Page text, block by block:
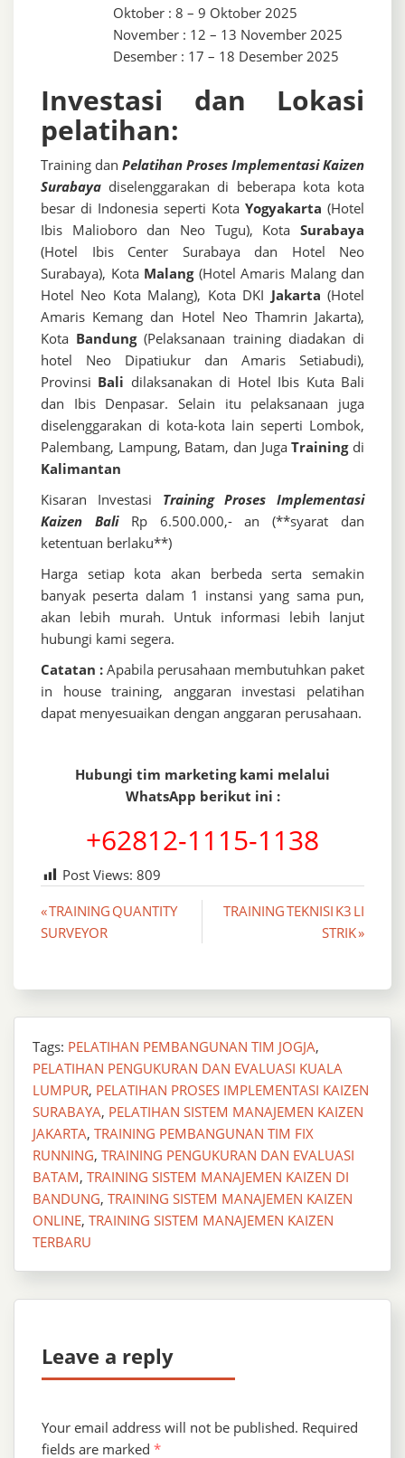
Oktober : 8 – 9 Oktober 2025
November : 12 – 13 November 2025
Desember : 17 – 18 Desember 2025
Investasi dan Lokasi
pelatihan:
Training dan Pelatihan Proses Implementasi Kaizen
Surabaya diselenggarakan di beberapa kota kota
besar di Indonesia seperti Kota Yogyakarta (Hotel
Ibis Malioboro dan Neo Tugu), Kota Surabaya
(Hotel Ibis Center Surabaya dan Hotel Neo
Surabaya), Kota Malang(Hotel Amaris Malang dan
Hotel Neo Kota Malang), Kota DKI Jakarta (Hotel
Amaris Kemang dan Hotel Neo Thamrin Jakarta),
Kota Bandung(Pelaksanaan training diadakan di
hotel Neo Dipatiukur dan Amaris Setiabudi),
Provinsi Bali dilaksanakan di Hotel Ibis Kuta Bali
dan Ibis Denpasar. Selain itu pelaksanaan juga
diselenggarakan di kota-kota lain seperti Lombok,
Palembang, Lampung, Batam, dan JugaTrainingdi
Kalimantan
Kisaran Investasi Training Proses Implementasi
Kaizen Bali
Rp 6.500.000,- an (**syarat dan
ketentuan berlaku**)
Harga setiap kota akan berbeda serta semakin
banyak peserta dalam 1 instansi yang sama pun,
akan lebih murah. Untuk informasi lebih lanjut
hubungi kami segera.
Catatan : Apabila perusahaan membutuhkan paket
in house training, anggaran investasi pelatihan
dapat menyesuaikan dengan anggaran perusahaan.
Hubungi tim marketing kami melalui
WhatsApp berikut ini :
+62812-1115-1138
Post Views: 809
Post
navigation
« TRAINING QUANTITY
SURVEYOR
TRAINING TEKNISI K3 LI
STRIK »
Tags: PELATIHAN PEMBANGUNAN TIM JOGJA,
PELATIHAN PENGUKURAN DAN EVALUASI KUALA
LUMPUR, PELATIHAN PROSES IMPLEMENTASI KAIZEN
SURABAYA, PELATIHAN SISTEM MANAJEMEN KAIZEN
JAKARTA, TRAINING PEMBANGUNAN TIM FIX
RUNNING, TRAINING PENGUKURAN DAN EVALUASI
BATAM, TRAINING SISTEM MANAJEMEN KAIZEN DI
BANDUNG, TRAINING SISTEM MANAJEMEN KAIZEN
ONLINE, TRAINING SISTEM MANAJEMEN KAIZEN
TERBARU
Leave a reply
Your email address will not be published. Required
fields are marked *